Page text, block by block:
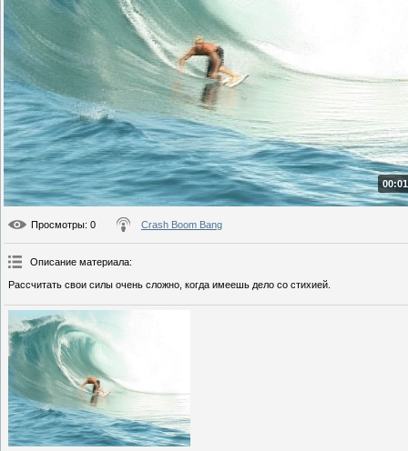
Просмотры: 0 Crash Boom Bang
Описание материала:
Рассчитать свои силы очень сложно, когда имеешь дело со стихией.